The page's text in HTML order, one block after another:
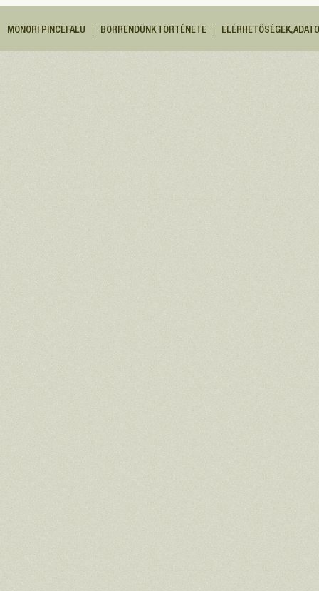
MONORI PINCEFALU BORRENDÜNK TÖRTÉNETE ELÉRHETŐSÉGEK,